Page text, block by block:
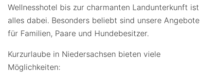
Wellnesshotel bis zur charmanten Landunterkunft ist
alles dabei. Besonders beliebt sind unsere Angebote
für Familien, Paare und Hundebesitzer.
Kurzurlaube in Niedersachsen bieten viele
Möglichkeiten: